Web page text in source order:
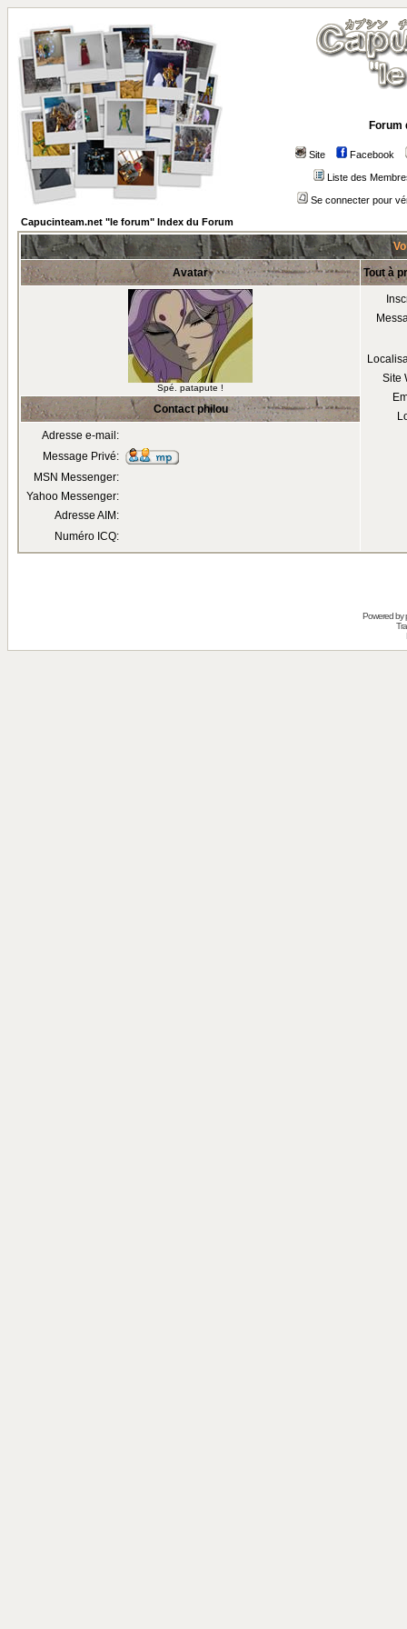
Forum
Site Facebook
Liste des
Se connecter pour
Capucinteam.net "le forum" Index du Forum
Avatar Tout à
Spé. patapute !
Site
Contact philou
Adresse e-mail:
Message Privé:
MSN Messenger:
Yahoo Messenger:
Adresse AIM:
Numéro ICQ:
Powered by